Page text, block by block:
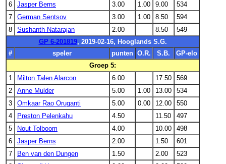
6
Jasper Berns 3.00 1.00 9.00
534
7
German Sentsov 3.00 1.00 8.50
594
8
Sushanth Natarajan 2.00 8.50
549
GP 6-201819, 2019-02-16, Hooglands S.G.
#
speler punten O.R. S.B.
GP-elo
Groep 5:
1
Milton Talen Alarcon 6.00 17.50
569
2
Anne Mulder 5.00 1.00 13.00
534
3
Omkaar Rao Oruganti 5.00 0.00 12.00
550
4
Preston Pelenkahu 4.50 11.50
497
5
Nout Tolboom 4.00 10.00
498
6
Jasper Berns 2.00 1.50
601
7
Ben van den Dungen 1.50 2.00
523